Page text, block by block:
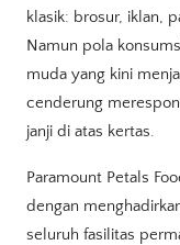
klasik: brosur, iklan,
Namun pola
muda yang kini
cenderung
janji di atas kertas.
Paramount Petals
dengan
seluruh fasilitas